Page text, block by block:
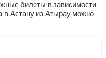
билеты в зависимости
в Астану из Атырау можно